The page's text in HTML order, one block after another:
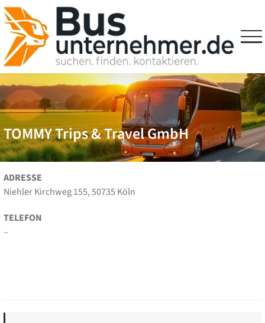
Skip
to
content
TOMMY Trips & Travel GmbH
ADRESSE
Niehler Kirchweg 155, 50735 Köln
TELEFON
–